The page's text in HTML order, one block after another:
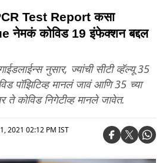
Test Report कसा
नेमकं कोविड 19 इंफेक्शन बद्दल
नुसार, ज्यांची सीटी व्हॅल्यू 35
पॉझिटिव्ह मानलं जावं आणि 35 च्या
ते कोविड निगेटीव्ह मानले जावेत.
2021 02:12 PM IST